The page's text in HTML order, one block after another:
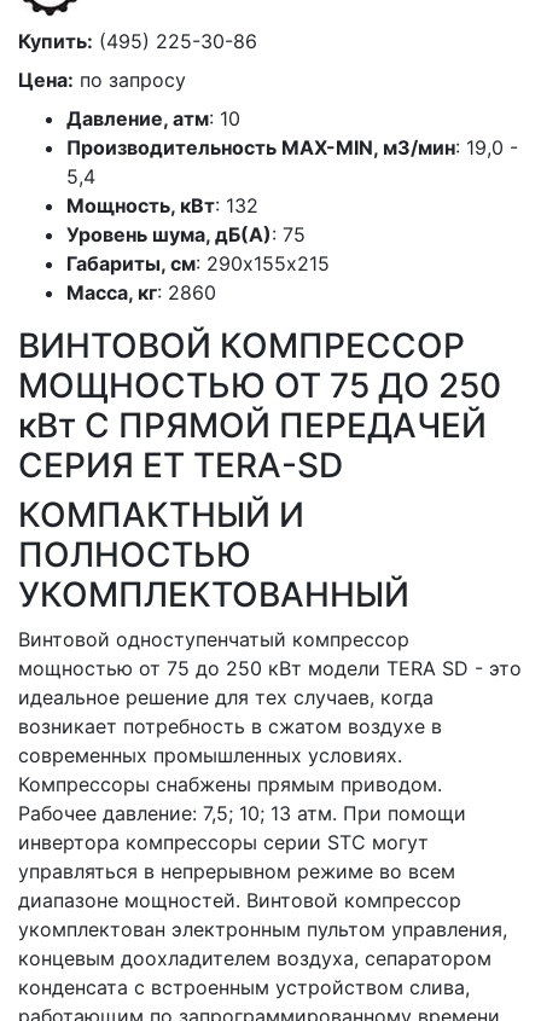
Купить: (495) 225-30-86
Цена: по запросу
Давление, атм: 10
Производительность MAX-MIN, м3/мин: 19,0 -
5,4
Мощность, кВт: 132
Уровень шума, дБ(А): 75
Габариты, см: 290х155х215
Масса, кг: 2860
ВИНТОВОЙ КОМПРЕССОР
МОЩНОСТЬЮ ОТ 75 ДО 250
кВт С ПРЯМОЙ ПЕРЕДАЧЕЙ
СЕРИЯ ET TERA-SD
КОМПАКТНЫЙ И
ПОЛНОСТЬЮ
УКОМПЛЕКТОВАННЫЙ
Винтовой одноступенчатый компрессор
мощностью от 75 до 250 кВт модели TERA SD - это
идеальное решение для тех случаев, когда
возникает потребность в сжатом воздухе в
современных промышленных условиях.
Компрессоры снабжены прямым приводом.
Рабочее давление: 7,5; 10; 13 атм. При помощи
инвертора компрессоры серии STC могут
управляться в непрерывном режиме во всем
диапазоне мощностей. Винтовой компрессор
укомплектован электронным пультом управления,
концевым доохладителем воздуха, сепаратором
конденсата с встроенным устройством слива,